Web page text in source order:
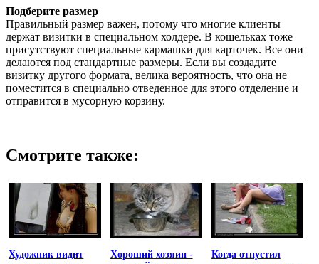
Подберите размер
Правильный размер важен, потому что многие клиенты
держат визитки в специальном холдере. В кошельках тоже
присутствуют специальные кармашки для карточек. Все они
делаются под стандартные размеры. Если вы создадите
визитку другого формата, велика вероятность, что она не
поместится в специально отведенное для этого отделение и
отправится в мусорную корзину.
Смотрите также:
Художник видит
Хороший хозяин -
Когда отпустил